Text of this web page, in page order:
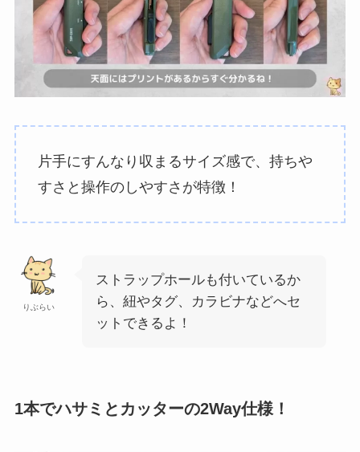
片手にすんなり収まるサイズ感で、持ちや
すさと操作のしやすさが特徴！
りぶらい
ストラップホールも付いているか
ら、紐やタグ、カラビナなどへセ
ットできるよ！
1本でハサミとカッターの2Way仕様！